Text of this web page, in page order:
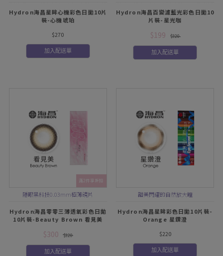
顯色深邃感日拋
Hydron海昌星眸心機彩色日拋10片
裝-心機琥珀
$270
加入配送單
PMB、B12、牛磺酸
Hydron海昌百變濾藍光彩色日拋10
片裝-星光咖
$199 $320
加入配送單
滿2件享折扣
隱眼黑科技0.03mm極薄鏡片
Hydron海昌零零三薄透氧彩色日拋
10片裝-Beauty Brown 看見美
$300 $320
加入配送單
甜美閃耀的自然放大瞳
Hydron海昌星眸彩色日拋10片裝-
Orange 星鑽澄
$220
加入配送單